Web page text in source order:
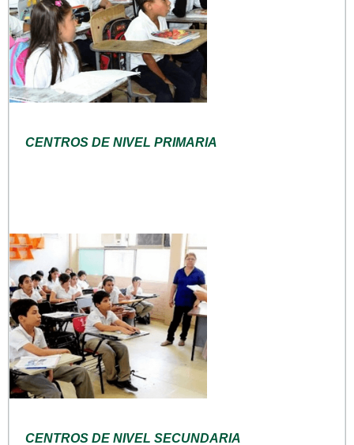
CENTROS DE NIVEL PRIMARIA
CENTROS DE NIVEL SECUNDARIA